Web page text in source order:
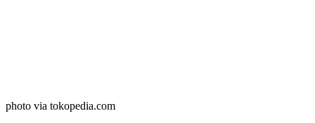
photo via tokopedia.com